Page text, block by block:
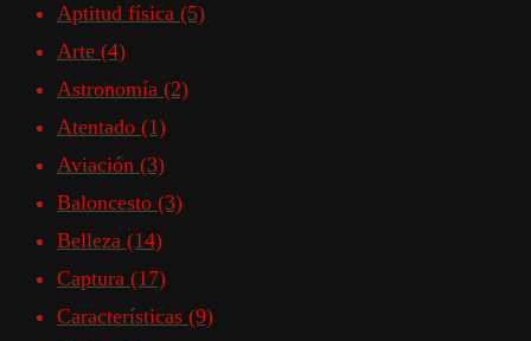
Aptitud física (5)
Arte (4)
Astronomía (2)
Atentado (1)
Aviación (3)
Baloncesto (3)
Belleza (14)
Captura (17)
Características (9)